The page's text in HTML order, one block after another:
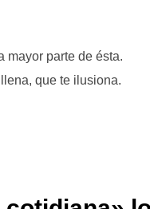
mayor parte de ésta.
que te ilusiona.